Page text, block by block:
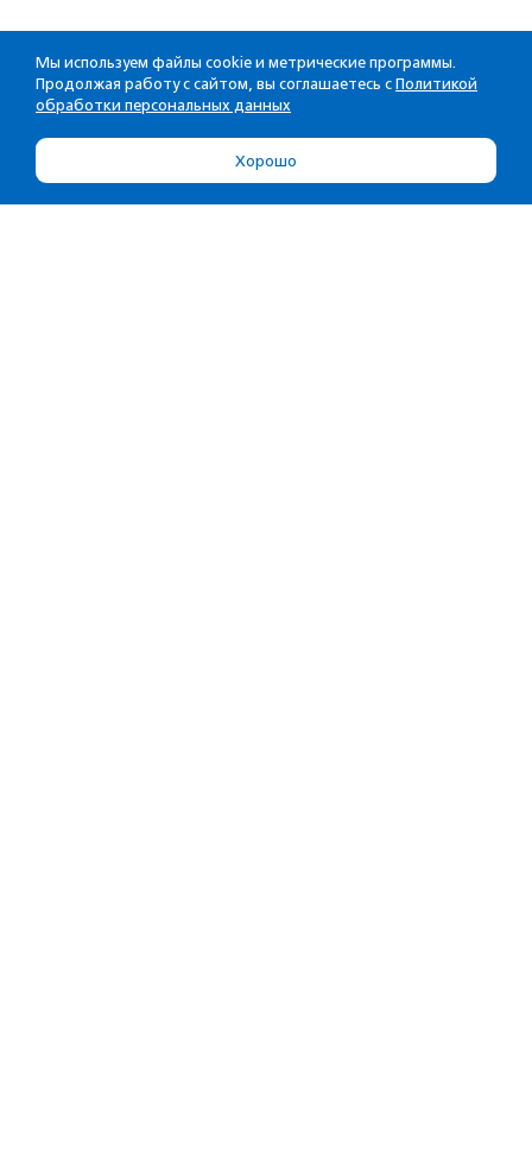
Мы используем файлы cookie и метрические программы.
Продолжая работу с сайтом, вы соглашаетесь с Политикой
обработки персональных данных
Хорошо